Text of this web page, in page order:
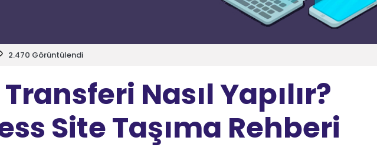
2.470 Görüntülendi
Nasıl Yapılır?
Site Taşıma Rehberi